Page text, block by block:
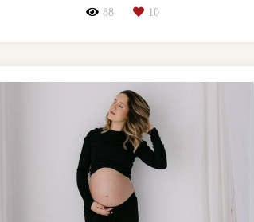
88 10